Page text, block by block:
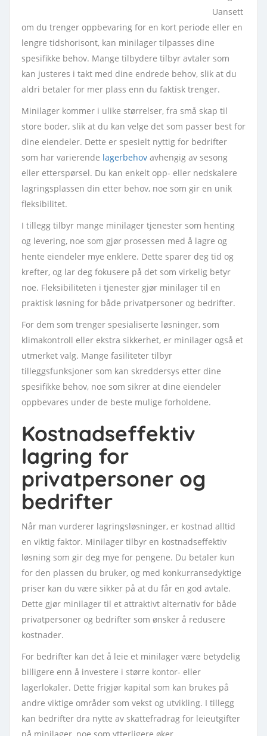
Uansett
om du trenger oppbevaring for en kort periode eller en
lengre tidshorisont, kan minilager tilpasses dine
spesifikke behov. Mange tilbydere tilbyr avtaler som
kan justeres i takt med dine endrede behov, slik at du
aldri betaler for mer plass enn du faktisk trenger.
Minilager kommer i ulike størrelser, fra små skap til
store boder, slik at du kan velge det som passer best for
dine eiendeler. Dette er spesielt nyttig for bedrifter
som har varierende lagerbehov avhengig av sesong
eller etterspørsel. Du kan enkelt opp- eller nedskalere
lagringsplassen din etter behov, noe som gir en unik
fleksibilitet.
I tillegg tilbyr mange minilager tjenester som henting
og levering, noe som gjør prosessen med å lagre og
hente eiendeler mye enklere. Dette sparer deg tid og
krefter, og lar deg fokusere på det som virkelig betyr
noe. Fleksibiliteten i tjenester gjør minilager til en
praktisk løsning for både privatpersoner og bedrifter.
For dem som trenger spesialiserte løsninger, som
klimakontroll eller ekstra sikkerhet, er minilager også et
utmerket valg. Mange fasiliteter tilbyr
tilleggsfunksjoner som kan skreddersys etter dine
spesifikke behov, noe som sikrer at dine eiendeler
oppbevares under de beste mulige forholdene.
Kostnadseffektiv
lagring for
privatpersoner og
bedrifter
Når man vurderer lagringsløsninger, er kostnad alltid
en viktig faktor. Minilager tilbyr en kostnadseffektiv
løsning som gir deg mye for pengene. Du betaler kun
for den plassen du bruker, og med konkurransedyktige
priser kan du være sikker på at du får en god avtale.
Dette gjør minilager til et attraktivt alternativ for både
privatpersoner og bedrifter som ønsker å redusere
kostnader.
For bedrifter kan det å leie et minilager være betydelig
billigere enn å investere i større kontor- eller
lagerlokaler. Dette frigjør kapital som kan brukes på
andre viktige områder som vekst og utvikling. I tillegg
kan bedrifter dra nytte av skattefradrag for leieutgifter